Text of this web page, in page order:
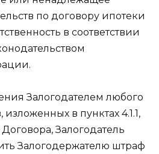
по договору ипотеки
в соответствии
Залогодателем любого
изложенных в пунктах 4.1.1,
Договора, Залогодатель
Залогодержателю штраф